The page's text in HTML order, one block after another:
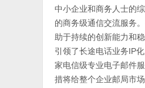
中小企业和商务人士的
的商务级通信交流服务
助于持续的创新能力和
引领了长途电话业务IP
家电信级专业电子邮件
措将给整个企业邮局市